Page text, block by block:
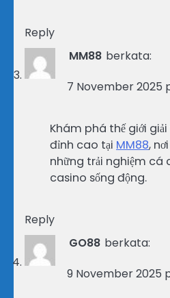
Reply
MM88 berkata:
7 November 2025
Khám phá thế giới
đỉnh cao tại MM88,
những trải nghiệm cá
casino sống động.
Reply
GO88 berkata:
9 November 2025